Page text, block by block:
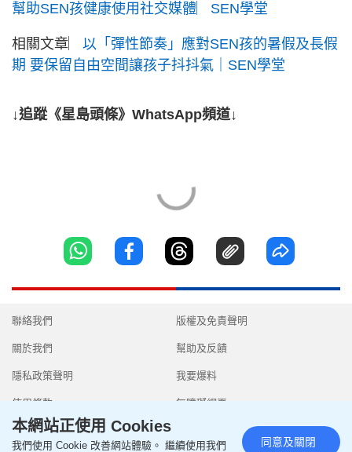
幫助SEN孩健康使用社交媒體︳SEN學堂
相關文章︳ 以「彈性節奏」應對SEN孩的暑假及長假
期 要保留自由空間讓孩子抖抖氣｜SEN學堂
↓追蹤《星島頭條》WhatsApp頻道↓
聯絡我們
關於我們
隱私政策聲明
使用條款
版權及免責聲明
幫助及反饋
我要爆料
無障礙網頁
本網站正使用 Cookies
我們使用 Cookie 改善網站體驗。 繼續使用我們 同意及關閉